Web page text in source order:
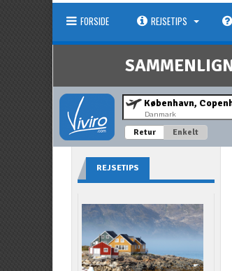
FORSIDE REJSETIPS
Danmark
Retur Enkelt
REJSETIPS